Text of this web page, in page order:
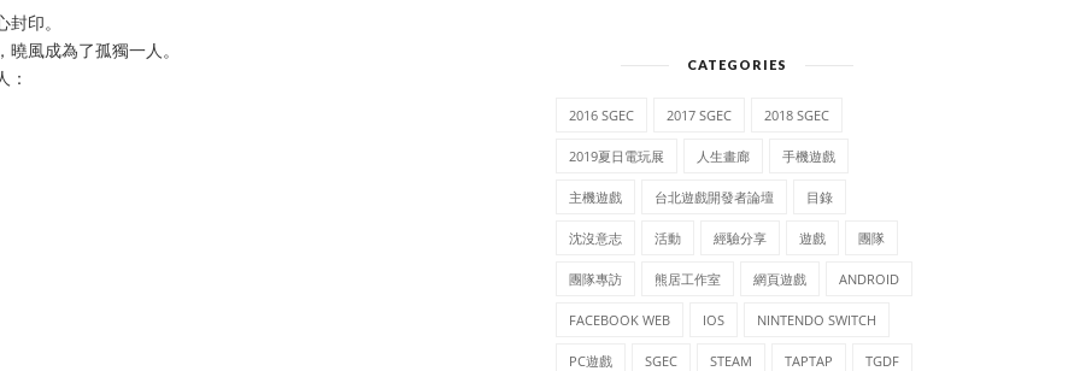
印。
風成為了孤獨一人。
：
CATEGORIES
2016 SGEC 2017 SGEC 2018 SGEC
2019夏日電玩展 人生畫廊 手機遊戲
主機遊戲 台北遊戲開發者論壇 目錄
沈沒意志 活動 經驗分享 遊戲 團隊
團隊專訪 熊居工作室 網頁遊戲 ANDROID
FACEBOOK WEB IOS NINTENDO SWITCH
PC遊戲 SGEC STEAM TAPTAP TGDF